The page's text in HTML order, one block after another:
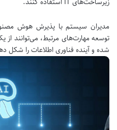
مدیران سیستم با پذیرش هوش
توسعه مهارت‌های مرتبط، می‌توانند از
شده و آینده فناوری اطلاعات را شکل